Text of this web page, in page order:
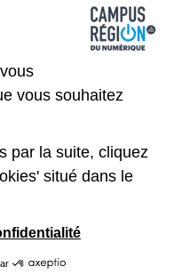
conforme
vous souhaitez
par la suite, cliquez
situé dans le